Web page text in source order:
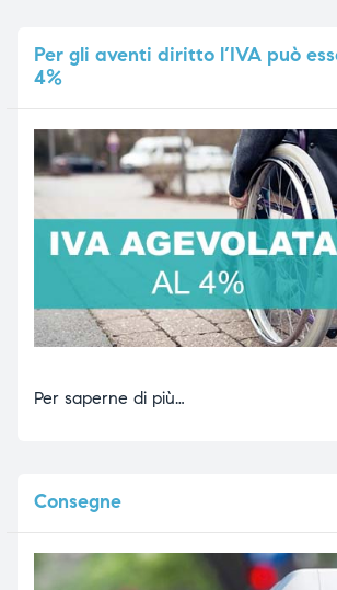
Pergli aventi diritto l’IVA può
4%
Per saperne di più…
Consegne